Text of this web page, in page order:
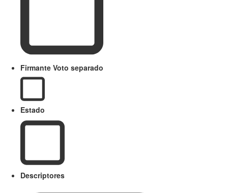
Firmante Voto separado
Estado
Descriptores